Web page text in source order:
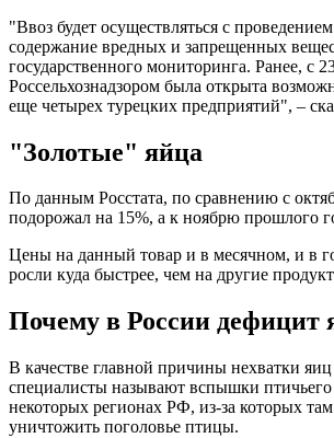
"Ввоз будет осуществляться с
содержание вредных и запрещенных
государственного мониторинга. Ранее, с
Россельхознадзором была открыта
еще четырех турецких предприятий", –
"Золотые" яйца
По данным Росстата, по сравнению с
подорожал на 15%, а к ноябрю прошлого
Цены на данный товар и в месячном, и в
росли куда быстрее, чем на другие
Почему в России дефицит
В качестве главной причины нехватки
специалисты называют вспышки
некоторых регионах РФ, из-за которых
уничтожить поголовье птицы.